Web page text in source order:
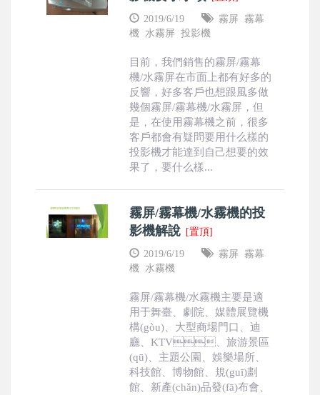
2019/6/19 霧屏
霧幕
機
水霧屏 投影機
目前，我們銷售的霧屏/霧幕
機/水霧屏在市面上都有好多的
反響，好多客戶也想跟風多做
幾個霧屏/霧幕機/水霧屏，但
是，在使用霧幕機之前，很多
客戶都會有疑問要用什么樣的
投影機才能達到自己想要的效
果了，要什么樣...
霧屏/霧幕機/水霧機的投
影機解說 [置頂]
2019/6/19 霧屏
霧幕
機
水霧機
霧屏/霧幕機/水霧機主要是適
用于舞臺、劇院、媒體展覽機
構(gòu)、大型商場門口、迪
廳、KTV、旅游景區
(qū)、主題公園、娛樂場所、
科技館、博物館、規(guī)劃
館、新產(chǎn)品發(fā)布會、